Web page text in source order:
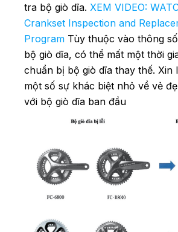
tra bộ giò dĩa. XEM VIDEO:
Crankset Inspection and
Program Tùy thuộc vào thông
bộ giò dĩa, có thể mất một thời
chuẩn bị bộ giò dĩa thay thế. Xin
một số sự khác biệt nhỏ về vẻ
với bộ giò dĩa ban đầu